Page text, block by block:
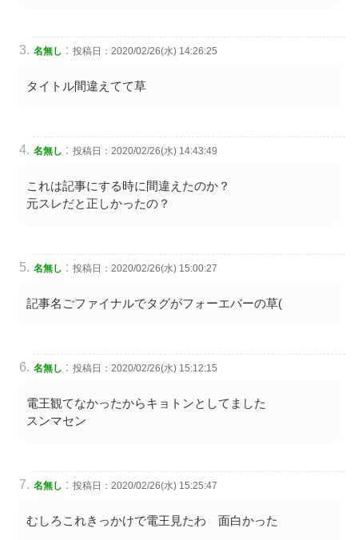
名無し : 投稿日：2020/02/26(水) 14:26:25
タイトル間違えてて草
名無し : 投稿日：2020/02/26(水) 14:43:49
これは記事にする時に間違えたのか？
元スレだと正しかったの？
名無し : 投稿日：2020/02/26(水) 15:00:27
記事名ごファイナルでタグがフォーエバーの草(
名無し : 投稿日：2020/02/26(水) 15:12:15
電王観てなかったからキョトンとしてました
スンマセン
名無し : 投稿日：2020/02/26(水) 15:25:47
むしろこれきっかけで電王見たわ 面白かった